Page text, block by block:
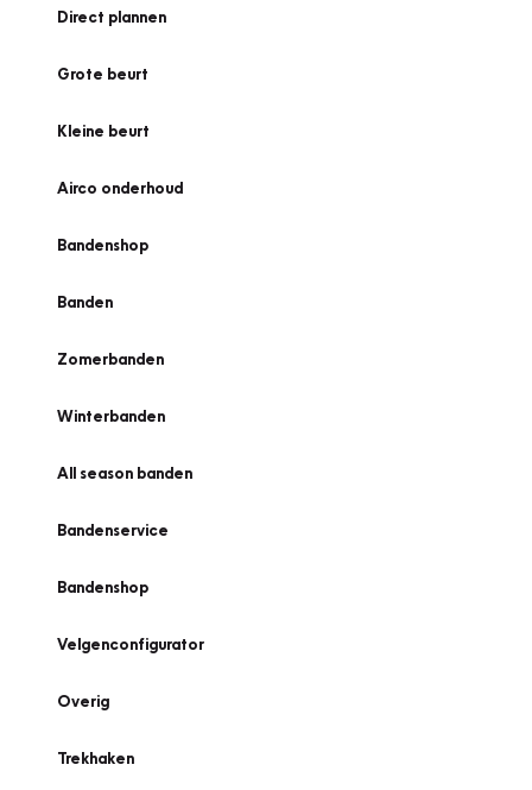
Direct plannen
Grote beurt
Kleine beurt
Airco onderhoud
Bandenshop
Banden
Zomerbanden
Winterbanden
All season banden
Bandenservice
Bandenshop
Velgenconfigurator
Overig
Trekhaken